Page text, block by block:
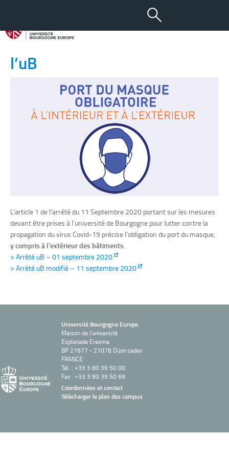
15 SEP 2020
Port du masque obligatoire à
l’uB
L’article 1 de l’arrêté du 11 Septembre 2020 portant sur les mesures
devant être prises à l’université de Bourgogne pour lutter contre la
propagation du virus Covid-19 précise l’obligation du port du masque,
y compris à l’extérieur des bâtiments
> Arrêté uB – 01 septembre 2020
> Arrêté uB modifié – 11 septembre 2020
Université Bourgogne Europe
Maison de l'université
Esplanade Erasme
BP 27877 - 21078 Dijon cedex
FRANCE
Tél. : +33 3 80 39 50 00
Fax : +33 3 80 39 50 69
Coordonnées et contact
Télécharger le plan des campus